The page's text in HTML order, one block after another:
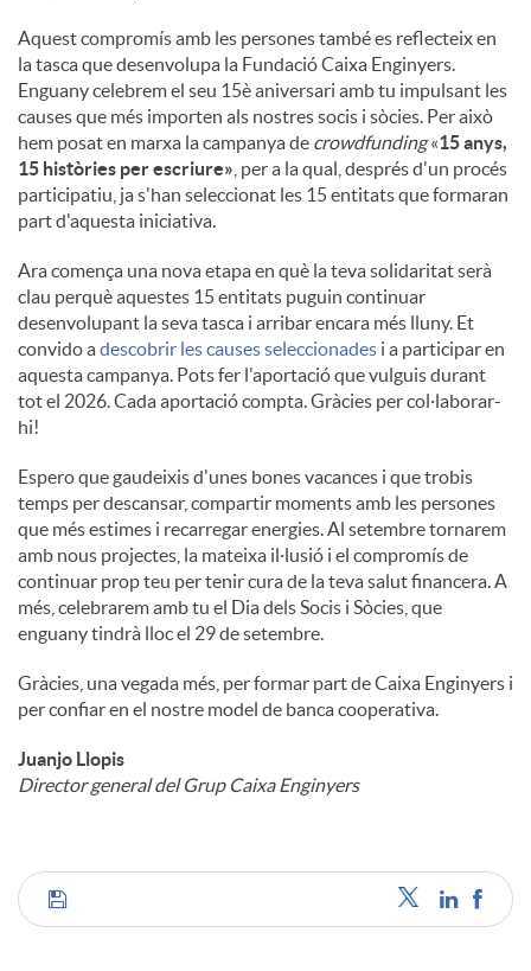
Aquest compromís amb les persones també es reflecteix en
la tasca que desenvolupa la Fundació Caixa Enginyers.
Enguany celebrem el seu 15è aniversari amb tu impulsant les
causes que més importen als nostres socis i sòcies. Per això
hem posat en marxa la campanya de crowdfunding«15 anys,
15 històries per escriure» , per a la qual, després d'un procés
participatiu, ja s'han seleccionat les 15 entitats que formaran
part d'aquesta iniciativa.
Ara comença una nova etapa en què la teva solidaritat serà
clau perquè aquestes 15 entitats puguin continuar
desenvolupant la seva tasca i arribar encara més lluny. Et
convido adescobrir les causes seleccionades i a participar en
aquesta campanya. Pots fer l'aportació que vulguis durant
tot el 2026. Cada aportació compta. Gràcies per col·laborar-
hi!
Espero que gaudeixis d'unes bones vacances i que trobis
temps per descansar, compartir moments amb les persones
que més estimes i recarregar energies. Al setembre tornarem
amb nous projectes, la mateixa il·lusió i el compromís de
continuar prop teu per tenir cura de la teva salut financera. A
més, celebrarem amb tu el Dia dels Socis i Sòcies, que
enguany tindrà lloc el 29 de setembre.
Gràcies, una vegada més, per formar part de Caixa Enginyers i
per confiar en el nostre model de banca cooperativa.
Juanjo Llopis
Director general del Grup Caixa Enginyers
C